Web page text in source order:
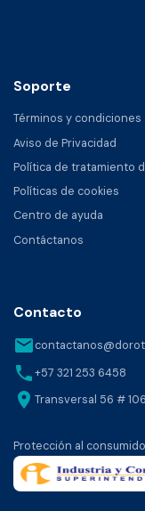
Soporte
Términos y condiciones
Aviso de Privacidad
Política de tratamiento
Políticas de cookies
Centro de ayuda
Contáctanos
Contacto
email
phone+57 321 253 6458
location_onTransversal 56 #
Protección al